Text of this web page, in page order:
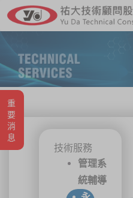
重要消息
技術服務
管理系
統輔導